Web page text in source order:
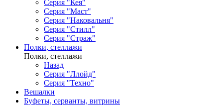
Серия "Кея"
Серия "Маст"
Серия "Наковальня"
Серия "Стилл"
Серия "Страж"
Полки, стеллажи
Полки, стеллажи
Назад
Серия "Ллойд"
Серия "Техно"
Вешалки
Буфеты, серванты, витрины